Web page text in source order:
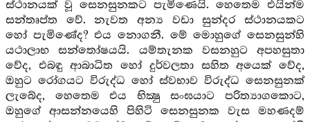
ස්ථානයක් වූ සෙනසුනකට පැමිණෙයි. හෙතෙම එයින්ම
සන්තෘප්ත වේ. නැවත අන්‍ය වඩා සුන්දර ස්ථානයකට
හෝ පැමිණේද? එය නොගනී. මේ මොහුගේ සෙනසුන්හි
යථාලාභ සන්තෝෂයයි. යම්තැනක වසනහුට අපහසුතා
වේද, එබඳු ආබාධිත හෝ දුර්වලතා සහිත අයෙක් වේද,
ඔහුට රෝගයට විරුද්ධ හෝ ස්වභාව විරුද්ධ සෙනසුනක්
ලැබේද, හෙතෙම එය භික්‍ෂු සංඝයාට පරිත්‍යාගකොට,
ඔහුගේ ආසන්නයෙහි පිහිටි සෙනසුනක වැස මහණදම්